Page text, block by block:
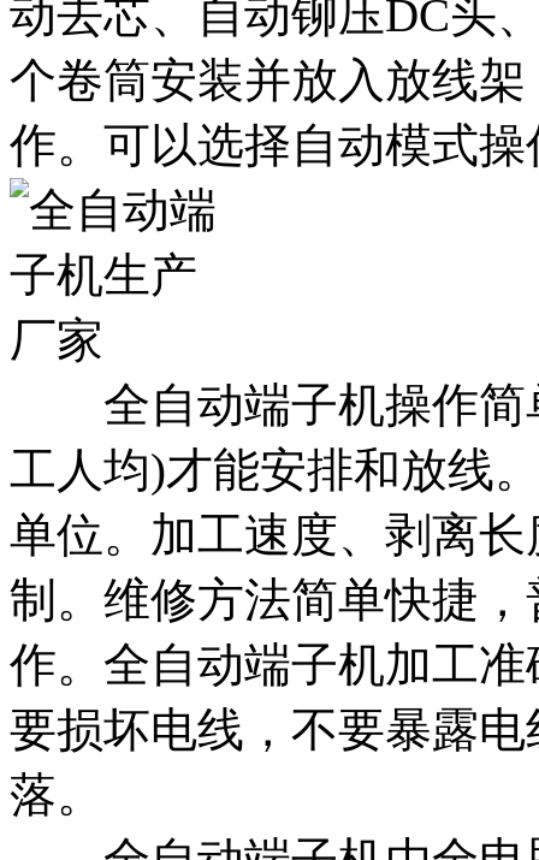
动去芯、自动铆压DC头
个卷筒安装并放入放线
作。可以选择自动模式
全自动端子机操作简
工人均)才能安排和放线
单位。加工速度、剥离
制。维修方法简单快捷
作。全自动端子机加工
要损坏电线，不要暴露
落。